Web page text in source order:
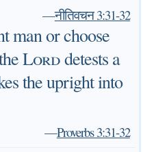
—नीतिवचन 3:31-32
man or choose
Lorddetests a
the upright into
—Proverbs 3:31-32